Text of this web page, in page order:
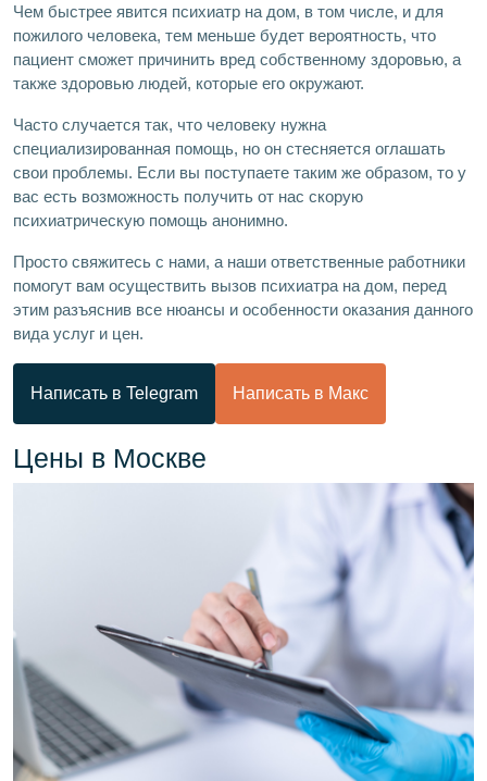
Чем быстрее явится психиатр на дом, в том числе, и для
пожилого человека, тем меньше будет вероятность, что
пациент сможет причинить вред собственному здоровью, а
также здоровью людей, которые его окружают.
Часто случается так, что человеку нужна
специализированная помощь, но он стесняется оглашать
свои проблемы. Если вы поступаете таким же образом, то у
вас есть возможность получить от нас скорую
психиатрическую помощь анонимно.
Просто свяжитесь с нами, а наши ответственные работники
помогут вам осуществить вызов психиатра на дом, перед
этим разъяснив все нюансы и особенности оказания данного
вида услуг и цен.
Написать в Telegram Написать в Макс
Цены в Москве